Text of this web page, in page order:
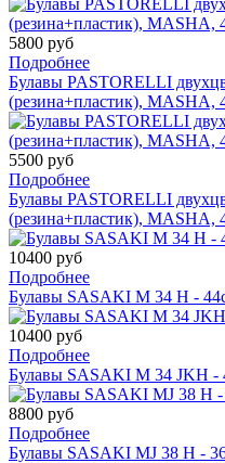
5800 руб
Подробнее
Булавы PASTORELLI
(резина+пластик), MASHA,
5500 руб
Подробнее
Булавы PASTORELLI
(резина+пластик), MASHA,
10400 руб
Подробнее
Булавы SASAKI M 34 H -
10400 руб
Подробнее
Булавы SASAKI M 34 JKH -
8800 руб
Подробнее
Булавы SASAKI MJ 38 H -